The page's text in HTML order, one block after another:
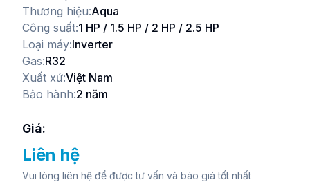
Thương hiệu:Aqua
Công suất:1 HP / 1.5 HP / 2 HP / 2.5 HP
Loại máy:Inverter
Gas:R32
Xuất xứ:Việt Nam
Bảo hành:2 năm
Giá:
Liên hệ
Vui lòng liên hệ để được tư vấn và báo giá tốt nhất